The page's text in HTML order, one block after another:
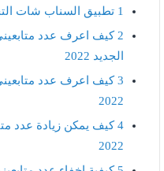
1 تطبيق السناب شات
2 كيف اعرف عدد
الجديد 2022
3كيف اعرف عدد
2022
4كيف يمكن زيادة عدد
2022